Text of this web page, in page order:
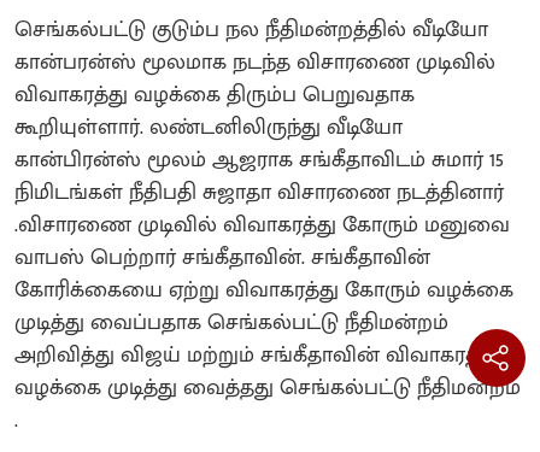
செங்கல்பட்டு குடும்ப நல நீதிமன்றத்தில் வீடியோ
கான்பரன்ஸ் மூலமாக நடந்த விசாரணை முடிவில்
விவாகரத்து வழக்கை திரும்ப பெறுவதாக
கூறியுள்ளார். லண்டனிலிருந்து வீடியோ
கான்பிரன்ஸ் மூலம் ஆஜராக சங்கீதாவிடம் சுமார் 15
நிமிடங்கள் நீதிபதி சுஜாதா விசாரணை நடத்தினார்
.விசாரணை முடிவில் விவாகரத்து கோரும் மனுவை
வாபஸ் பெற்றார் சங்கீதாவின். சங்கீதாவின்
கோரிக்கையை ஏற்று விவாகரத்து கோரும் வழக்கை
முடித்து வைப்பதாக செங்கல்பட்டு நீதிமன்றம்
அறிவித்து விஜய் மற்றும் சங்கீதாவின் விவாகரத்து
வழக்கை முடித்து வைத்தது செங்கல்பட்டு நீதிமன்றம்
.